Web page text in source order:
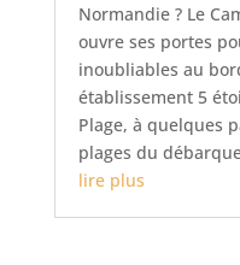
Normandie ? Le
ouvre ses portes
inoubliables au
établissement 5
Plage, à quelques
plages du
lire plus